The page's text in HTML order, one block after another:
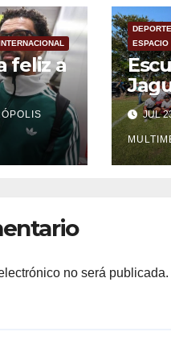
feliz a
ESPACIO
la
JUL
no será publicada.